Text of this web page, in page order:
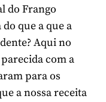
do Frango
que a que a
Aqui no
com a
para os
a nossa receita